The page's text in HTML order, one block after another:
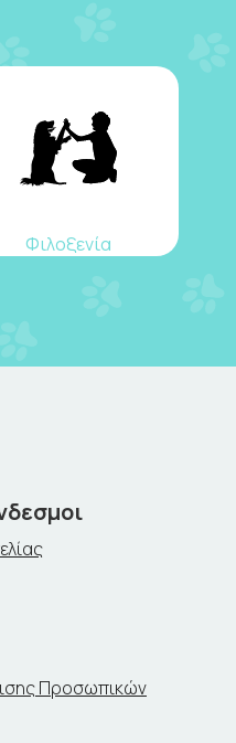
Φιλοξενία
Προσωπικών